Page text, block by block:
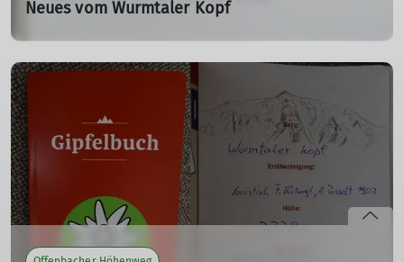
Neues vom Wurmtaler Kopf
Seit zwei Jahren können alle Besucher*innen des
Offenbacher Höhenwegs ihre Eindrücke und Gedanken
in einem Gipfelbuch festhalten. Jetzt haben wir dafür
noch eine schöne Metallbox angebracht, so ist das Buch
am Gipfel wettergeschützt immer parat.
mehr erfahren